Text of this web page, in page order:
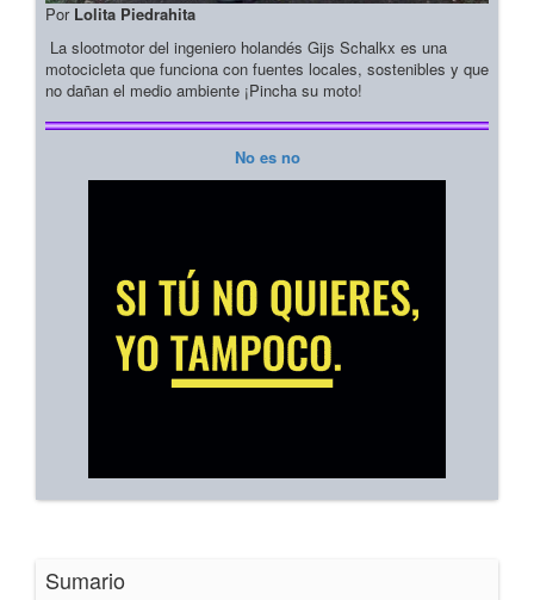
Por Lolita Piedrahita
La slootmotor del ingeniero holandés Gijs Schalkx es una
motocicleta que funciona con fuentes locales, sostenibles y que
no dañan el medio ambiente ¡Pincha su moto!
No es no
Sumario